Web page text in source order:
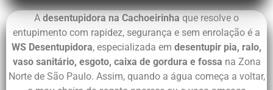
A desentupidora na Cachoeirinha que resolve o
entupimento com rapidez, segurança e sem enrolação é a
WS Desentupidora, especializada em desentupir pia, ralo,
vaso sanitário, esgoto, caixa de gordura e fossa na Zona
Norte de São Paulo. Assim, quando a água começa a voltar,